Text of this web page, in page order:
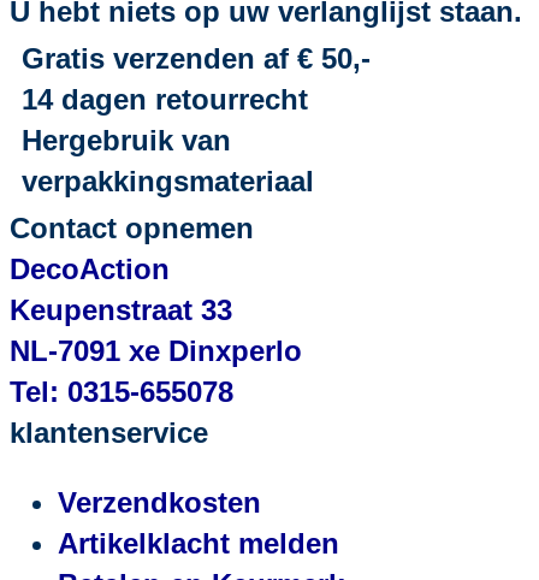
U hebt niets op uw verlanglijst staan.
Gratis verzenden af € 50,-
14 dagen retourrecht
Hergebruik van
verpakkingsmateriaal
Contact opnemen
DecoAction
Keupenstraat 33
NL-7091 xe Dinxperlo
Tel: 0315-655078
klantenservice
Verzendkosten
Artikelklacht melden